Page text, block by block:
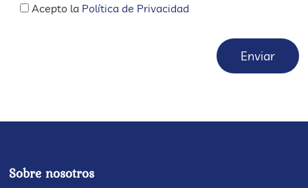
Acepto la Política de Privacidad
Sobre nosotros